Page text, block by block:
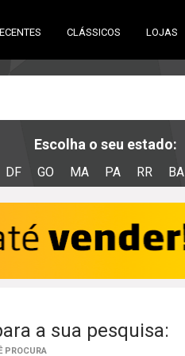
CLÁSSICOS LOJAS
Escolha o seu estado:
DF GO MA PA RR BA
a sua pesquisa:
PROCURA